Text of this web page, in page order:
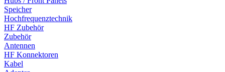
Speicher
Hochfrequenztechnik
HF Zubehör
Zubehör
Antennen
HF Konnektoren
Kabel